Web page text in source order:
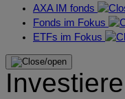
AXA IM fonds
Fonds im Fokus
ETFs im Fokus